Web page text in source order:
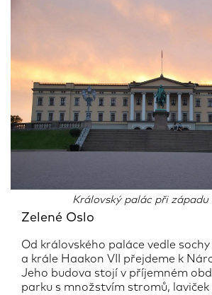
Královský palác při západu
Zelené Oslo
Od královského paláce vedle
a krále Haakon VII přejdeme k
Jeho budova stojí v příjemném
parku s množstvím stromů, laviček